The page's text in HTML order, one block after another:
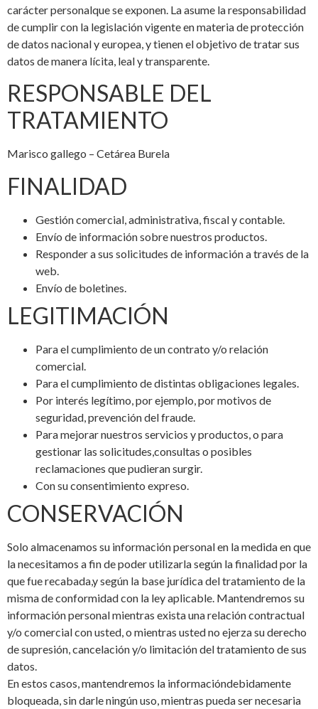
carácter personalque se exponen. La asume la responsabilidad
de cumplir con la legislación vigente en materia de protección
de datos nacional y europea, y tienen el objetivo de tratar sus
datos de manera lícita, leal y transparente.
RESPONSABLE DEL
TRATAMIENTO
Marisco gallego – Cetárea Burela
FINALIDAD
Gestión comercial, administrativa, fiscal y contable.
Envío de información sobre nuestros productos.
Responder a sus solicitudes de información a través de la
web.
Envío de boletines.
LEGITIMACIÓN
Para el cumplimiento de un contrato y/o relación
comercial.
Para el cumplimiento de distintas obligaciones legales.
Por interés legítimo, por ejemplo, por motivos de
seguridad, prevención del fraude.
Para mejorar nuestros servicios y productos, o para
gestionar las solicitudes,consultas o posibles
reclamaciones que pudieran surgir.
Con su consentimiento expreso.
CONSERVACIÓN
Solo almacenamos su información personal en la medida en que
la necesitamos a fin de poder utilizarla según la finalidad por la
que fue recabada,y según la base jurídica del tratamiento de la
misma de conformidad con la ley aplicable. Mantendremos su
información personal mientras exista una relación contractual
y/o comercial con usted, o mientras usted no ejerza su derecho
de supresión, cancelación y/o limitación del tratamiento de sus
datos.
En estos casos, mantendremos la informacióndebidamente
bloqueada, sin darle ningún uso, mientras pueda ser necesaria